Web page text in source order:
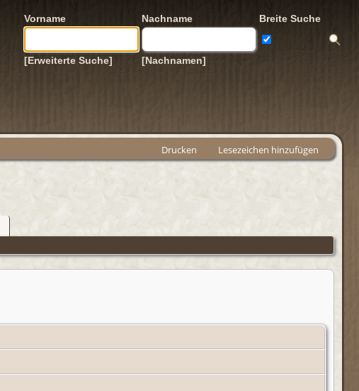
Vorname Nachname Breite Suche
[Erweiterte Suche] [Nachnamen]
Drucken Lesezeichen hinzufügen